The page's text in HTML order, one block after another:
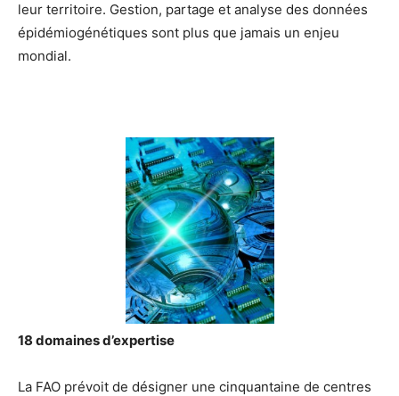
leur territoire. Gestion, partage et analyse des données
épidémiogénétiques sont plus que jamais un enjeu
mondial.
18 domaines d’expertise
La FAO prévoit de désigner une cinquantaine de centres